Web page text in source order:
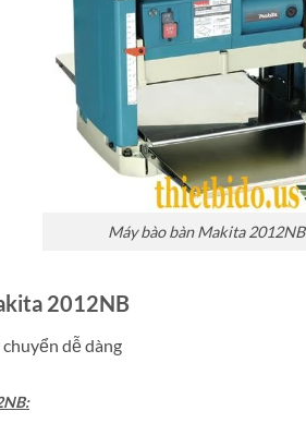
Máy bào bàn Makita 2012NB
2012NB
dễ dàng